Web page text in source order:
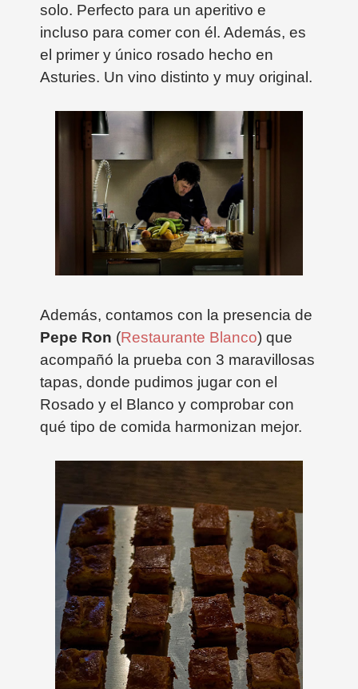
solo. Perfecto para un aperitivo e
incluso para comer con él. Además, es
el primer y único rosado hecho en
Asturies. Un vino distinto y muy original.
Además, contamos con la presencia de
Pepe Ron (Restaurante Blanco) que
acompañó la prueba con 3 maravillosas
tapas, donde pudimos jugar con el
Rosado y el Blanco y comprobar con
qué tipo de comida harmonizan mejor.